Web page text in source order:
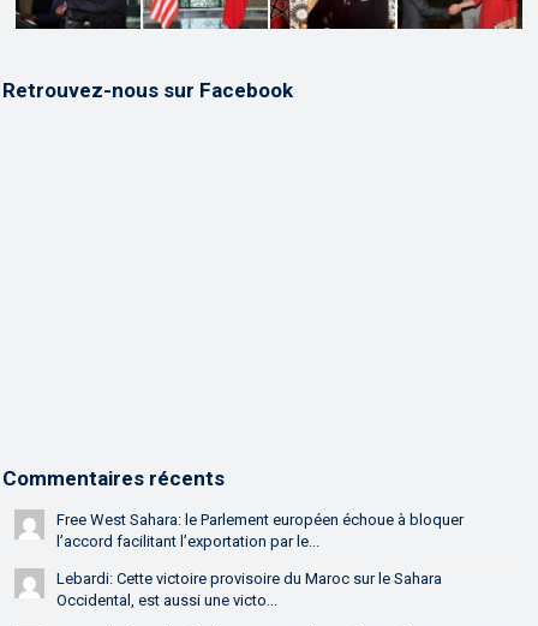
Retrouvez-nous sur Facebook
Commentaires récents
Free West Sahara: le Parlement européen échoue à bloquer
l’accord facilitant l’exportation par le...
Lebardi: Cette victoire provisoire du Maroc sur le Sahara
Occidental, est aussi une victo...